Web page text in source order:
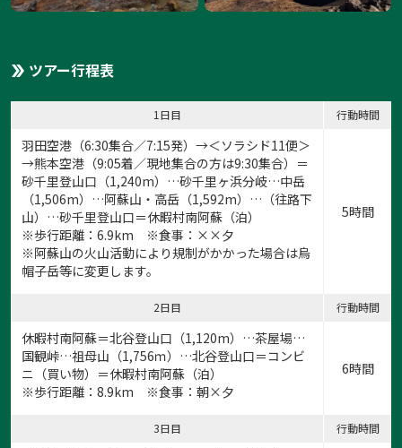
ツアー行程表
1日目 行動時間
羽田空港（6:30集合／7:15発）→＜ソラシド11便＞
→熊本空港（9:05着／現地集合の方は9:30集合）＝
砂千里登山口（1,240m）…砂千里ヶ浜分岐…中岳
（1,506m）…阿蘇山・高岳（1,592m）…（往路下
山）…砂千里登山口＝休暇村南阿蘇（泊）
※歩行距離：6.9km ※食事：××夕
※阿蘇山の火山活動により規制がかかった場合は烏
帽子岳等に変更します。
5時間
2日目 行動時間
休暇村南阿蘇＝北谷登山口（1,120m）…茶屋場…
国観峠…祖母山（1,756ｍ）…北谷登山口＝コンビ
ニ（買い物）＝休暇村南阿蘇（泊）
※歩行距離：8.9km ※食事：朝×夕
6時間
3日目 行動時間